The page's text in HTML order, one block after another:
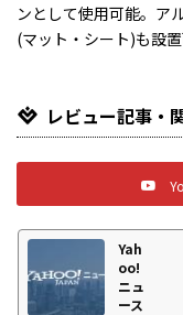
ンとして使用可能。ア
(マット・シート)も設置
レビュー記事・
Yah
oo!
ニュ
ース